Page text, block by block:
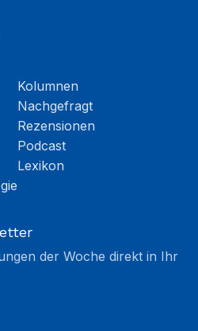
Kolumnen
Nachgefragt
Rezensionen
Podcast
Lexikon
der Woche direkt in Ihr